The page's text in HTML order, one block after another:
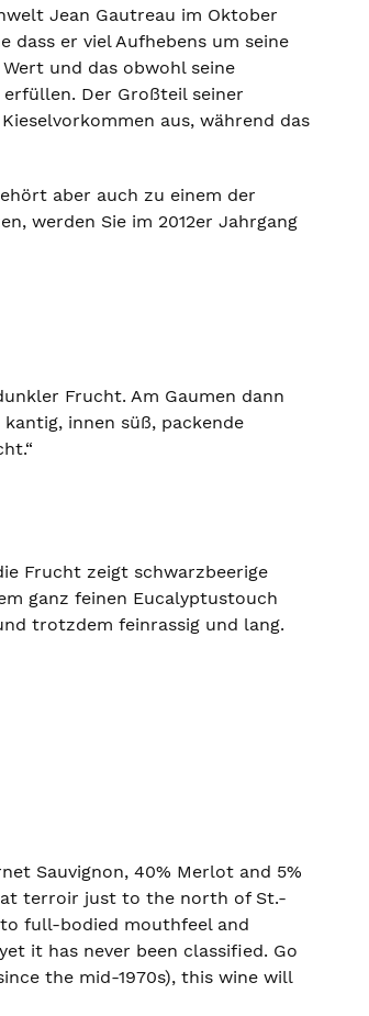
Jean Gautreau im Oktober
dass er viel Aufhebens um seine
und das obwohl seine
Der Großteil seiner
aus, während das
aber auch zu einem der
werden Sie im 2012er Jahrgang
Frucht. Am Gaumen dann
innen süß, packende
Frucht zeigt schwarzbeerige
ganz feinen Eucalyptustouch
trotzdem feinrassig und lang.
Sauvignon, 40% Merlot and 5%
terroir just to the north of St.-
full-bodied mouthfeel and
it has never been classified. Go
the mid-1970s), this wine will